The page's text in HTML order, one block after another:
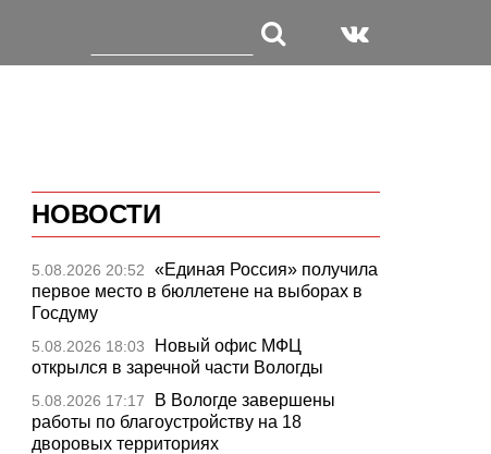
НОВОСТИ
5.08.2026 20:52
«Единая Россия» получила
первое место в бюллетене на выборах в
Госдуму
5.08.2026 18:03
Новый офис МФЦ
открылся в заречной части Вологды
5.08.2026 17:17
В Вологде завершены
работы по благоустройству на 18
дворовых территориях